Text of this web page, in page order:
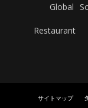
Global
Restaurant
サイトマップ